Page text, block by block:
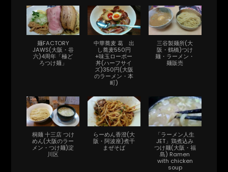
麺FACTORY
JAWS(大阪・谷
六)4周年「極ど
ろつけ麺」
中華蕎麦 葛 出
し蕎麦550円
+味玉ローポー
丼(ハーフサイ
ズ)350円(大阪
のラーメン・本
町)
三谷製麺所(大
阪・鶴橋)つけ
麺・ラーメン・
麺販売
桐麺 十三店 つけ
めん(大阪のラー
メン・つけ麺)淀
川区
らーめん香澄(大
阪・阿波座)煮干
まぜそば
「ラーメン人生
JET」鶏煮込み
つけ麺(大阪・福
島) Ramen
with chicken
soup